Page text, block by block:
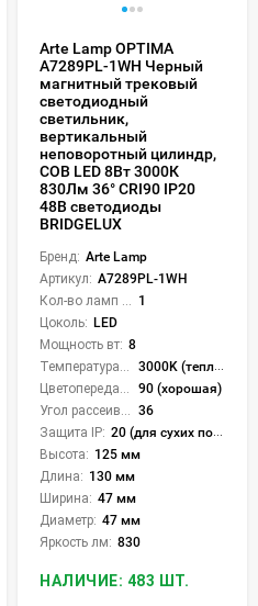
Arte Lamp OPTIMA
A7289PL-1WH Черный
магнитный трековый
светодиодный
светильник,
вертикальный
неповоротный цилиндр,
COB LED 8Вт 3000К
830Лм 36° CRI90 IP20
48В светодиоды
BRIDGELUX
Бренд: Arte Lamp
Артикул: A7289PL-1WH
1
Цоколь: LED
Мощность вт: 8
3000K (теплый)
90 (хорошая)
36
Защита IP: 20 (для сухих пом.)
Высота: 125 мм
Длина: 130 мм
Ширина: 47 мм
Диаметр: 47 мм
Яркость лм: 830
НАЛИЧИЕ: 483 ШТ.